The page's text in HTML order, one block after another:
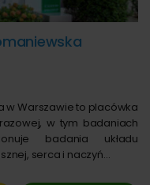
w Warszawie to placówka
w tym badaniach
badania układu
serca i naczyń…